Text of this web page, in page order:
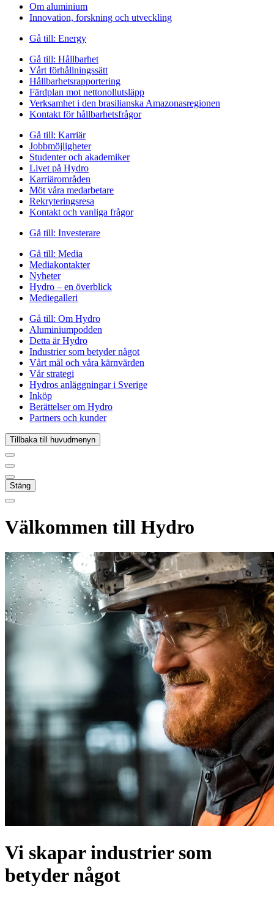
Om aluminium
Innovation, forskning och utveckling
Gå till: Energy
Gå till: Hållbarhet
Vårt förhållningssätt
Hållbarhetsrapportering
Färdplan mot nettonollutsläpp
Verksamhet i den brasilianska Amazonasregionen
Kontakt för hållbarhetsfrågor
Gå till: Karriär
Jobbmöjligheter
Studenter och akademiker
Livet på Hydro
Karriärområden
Möt våra medarbetare
Rekryteringsresa
Kontakt och vanliga frågor
Gå till: Investerare
Gå till: Media
Mediakontakter
Nyheter
Hydro – en överblick
Mediegalleri
Gå till: Om Hydro
Aluminiumpodden
Detta är Hydro
Industrier som betyder något
Vårt mål och våra kärnvärden
Vår strategi
Hydros anläggningar i Sverige
Inköp
Berättelser om Hydro
Partners och kunder
Tillbaka till huvudmenyn
Stäng
Välkommen till Hydro
Vi skapar industrier som
betyder något